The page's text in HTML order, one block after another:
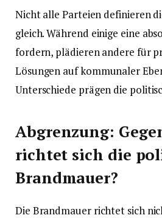
Nicht alle Parteien definieren
gleich. Während einige eine
fordern, plädieren andere für
Lösungen auf kommunaler
Unterschiede prägen die
Abgrenzung:
richtet sich die
Brandmauer?
Die Brandmauer richtet sich